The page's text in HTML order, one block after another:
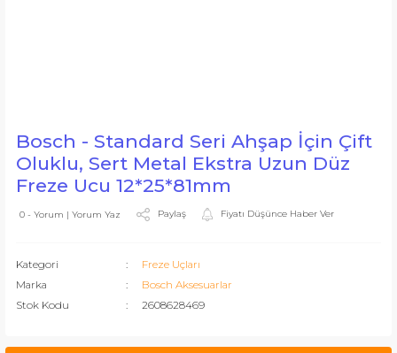
Bosch - Standard Seri Ahşap İçin Çift
Oluklu, Sert Metal Ekstra Uzun Düz
Freze Ucu 12*25*81mm
0 - Yorum | Yorum Yaz Paylaş Fiyatı Düşünce Haber Ver
Kategori
Freze Uçları
Marka
Bosch Aksesuarlar
Stok Kodu
2608628469